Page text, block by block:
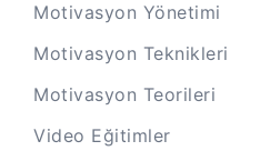
Motivasyon Yönetimi
Motivasyon Teknikleri
Motivasyon Teorileri
Video Eğitimler